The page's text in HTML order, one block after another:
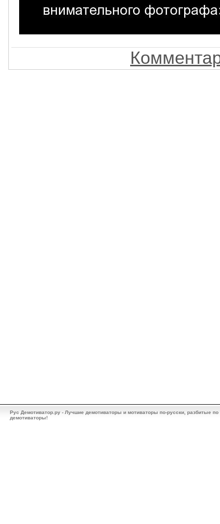
Рус Демотиватор.ру - Лучшие демотиваторы и мотиваторы по-русски, разбитые
демотиваторы!